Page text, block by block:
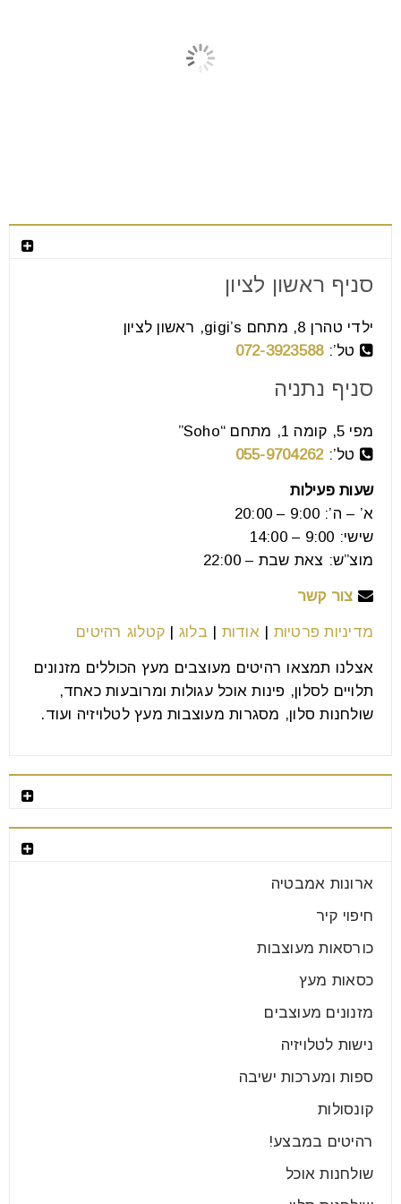
אם אתם מתכננים את עיצוב הבית החדש או הדירה
החדשה שלכם, וגם אם אתם לא עוברים דירה, אולי
קרא עוד
שולחנות פינת אוכל נפתחים מתחשק לכם לחדש קצת את
החלטתם
סניף ראשון לציון
ילדי טהרן 8, מתחם gigi’s, ראשון לציון
טל’:072-3923588
סניף נתניה
מפי 5, קומה 1, מתחם “Soho”
טל’:055-9704262
שעות פעילות
א’ – ה’: 9:00 – 20:00
שישי: 9:00 – 14:00
מוצ”ש: צאת שבת – 22:00
צור קשר
מדיניות פרטיות |אודות בלוג קטלוג רהיטים
אצלנו תמצאו רהיטים מעוצבים מעץ הכוללים מזנונים
תלויים לסלון, פינות אוכל עגולות ומרובעות כאחד,
שולחנות סלון, מסגרות מעוצבות מעץ לטלויזיה ועוד.
ארונות אמבטיה
חיפוי קיר
כורסאות מעוצבות
כסאות מעץ
מזנונים מעוצבים
נישות לטלויזיה
ספות ומערכות ישיבה
קונסולות
רהיטים במבצע!
שולחנות אוכל